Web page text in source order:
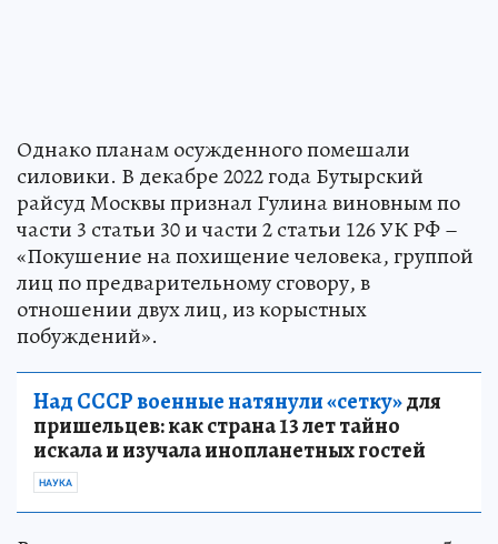
Однако планам осужденного помешали
силовики. В декабре 2022 года Бутырский
райсуд Москвы признал Гулина виновным по
части 3 статьи 30 и части 2 статьи 126 УК РФ –
«Покушение на похищение человека, группой
лиц по предварительному сговору, в
отношении двух лиц, из корыстных
побуждений».
Над СССР военные натянули «сетку»для
пришельцев: как страна 13 лет тайно
искала и изучала инопланетных гостей
НАУКА